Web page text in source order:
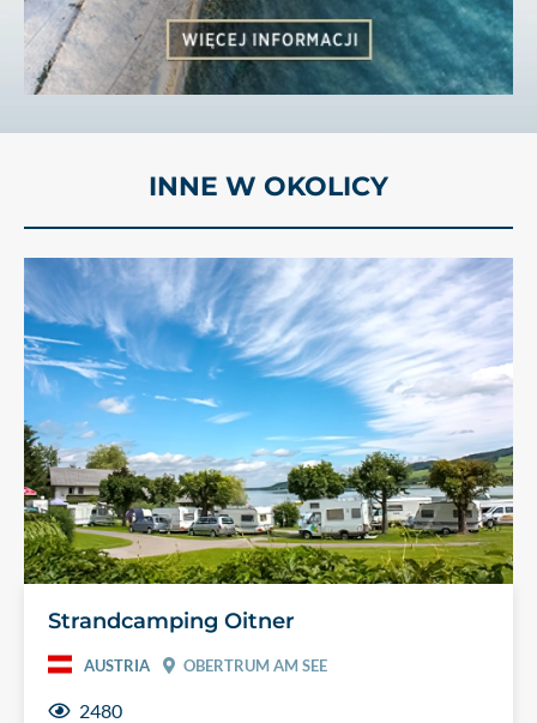
INNE W OKOLICY
Strandcamping Oitner
AUSTRIA OBERTRUM AM SEE
2480